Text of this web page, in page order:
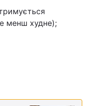
менш худне);